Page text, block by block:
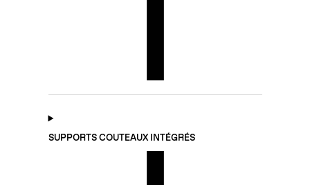
SUPPORTS COUTEAUX INTÉGRÉS